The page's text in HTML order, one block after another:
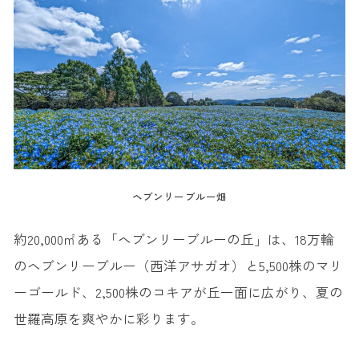
ヘブンリーブルー畑
約20,000㎡ある「ヘブンリーブルーの丘」は、18万輪
のヘブンリーブルー（西洋アサガオ）と5,500株のマリ
ーゴールド、2,500株のコキアが丘一面に広がり、夏の
世羅高原を爽やかに彩ります。